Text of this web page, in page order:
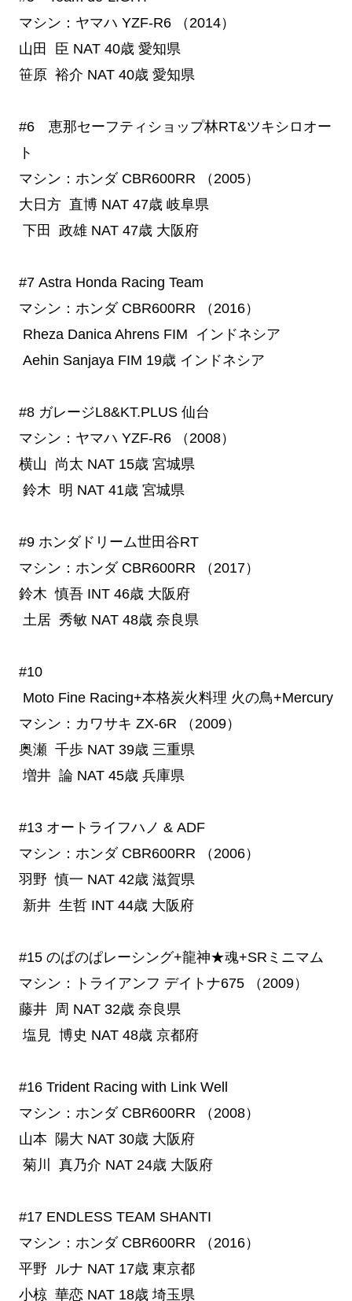
マシン：ヤマハ YZF-R6 （2014）
山田 臣 NAT 40歳 愛知県
笹原 裕介 NAT 40歳 愛知県
#6 恵那セーフティショップ林RT&ツキシロオー
ト
マシン：ホンダ CBR600RR （2005）
大日方 直博 NAT 47歳 岐阜県
下田 政雄 NAT 47歳 大阪府
#7 Astra Honda Racing Team
マシン：ホンダ CBR600RR （2016）
Rheza Danica Ahrens FIM
インドネシア
Aehin Sanjaya FIM 19歳 インドネシア
#8 ガレージL8&KT.PLUS 仙台
マシン：ヤマハ YZF-R6 （2008）
横山 尚太 NAT 15歳 宮城県
鈴木 明 NAT 41歳 宮城県
#9 ホンダドリーム世田谷RT
マシン：ホンダ CBR600RR （2017）
鈴木 慎吾 INT 46歳 大阪府
土居 秀敏 NAT 48歳 奈良県
#10
Moto Fine Racing+本格炭火料理 火の鳥+Mercury
マシン：カワサキ ZX-6R （2009）
奥瀬 千歩 NAT 39歳 三重県
増井 論 NAT 45歳 兵庫県
#13 オートライフハノ & ADF
マシン：ホンダ CBR600RR （2006）
羽野 慎一 NAT 42歳 滋賀県
新井 生哲 INT 44歳 大阪府
#15 のぱのぱレーシング+龍神★魂+SRミニマム
マシン：トライアンフ デイトナ675 （2009）
藤井 周 NAT 32歳 奈良県
塩見 博史 NAT 48歳 京都府
#16 Trident Racing with Link Well
マシン：ホンダ CBR600RR （2008）
山本 陽大 NAT 30歳 大阪府
菊川 真乃介 NAT 24歳 大阪府
#17 ENDLESS TEAM SHANTI
マシン：ホンダ CBR600RR （2016）
平野 ルナ NAT 17歳 東京都
小椋 華恋 NAT 18歳 埼玉県